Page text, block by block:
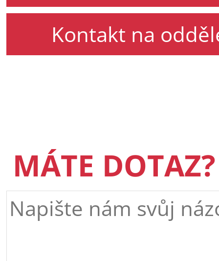
Kontakt na
MÁTE DOTAZ?